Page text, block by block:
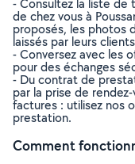
- Consultez la liste de
de chez vous à
proposés, les photos
laissés par leurs
- Conversez avec les
pour des échanges
- Du contrat de
par la prise de
factures : utilisez nos
prestation.
Comment